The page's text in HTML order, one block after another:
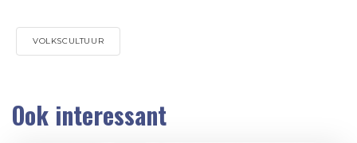
VOLKSCULTUUR
Ook interessant